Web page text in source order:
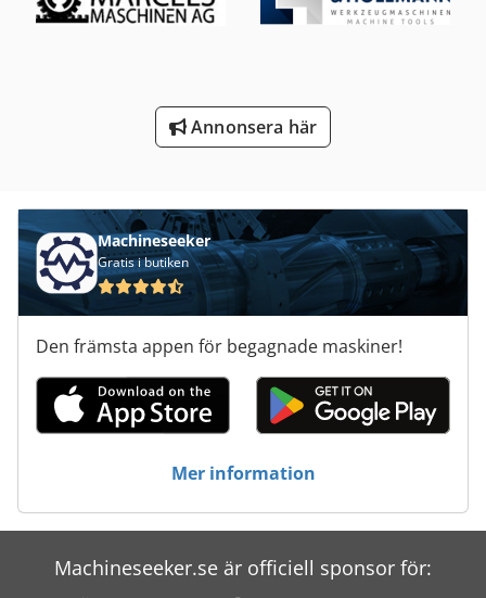
Vagn För Verktyg
Verktyg För Mätning
Verktyg Och Fräs Grinder
Annonsera här
Machineseeker
Gratis i butiken
Den främsta appen för begagnade maskiner!
Mer information
Machineseeker.se är officiell sponsor för: